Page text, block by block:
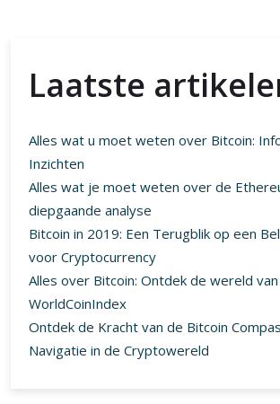
Laatste
Alles wat u moet weten over Bitcoin:
Inzichten
Alles wat je moet weten over de
diepgaande analyse
Bitcoin in 2019: Een Terugblik op een
voor Cryptocurrency
Alles over Bitcoin: Ontdek de wereld van
WorldCoinIndex
Ontdek de Kracht van de Bitcoin
Navigatie in de Cryptowereld